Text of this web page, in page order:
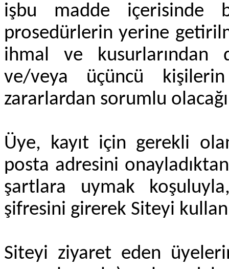
işbu madde içerisinde
prosedürlerin yerine
ihmal ve kusurlarından
ve/veya üçüncü kişilerin
zararlardan sorumlu
Üye, kayıt için gerekli
posta adresini
şartlara uymak
şifresini girerek Siteyi
Siteyi ziyaret eden